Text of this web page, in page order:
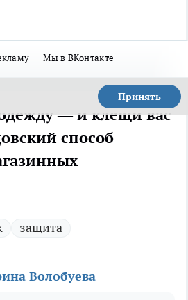
Мы в ВКонтакте
Принять
— и клещи вас
способ
защита
Волобуева